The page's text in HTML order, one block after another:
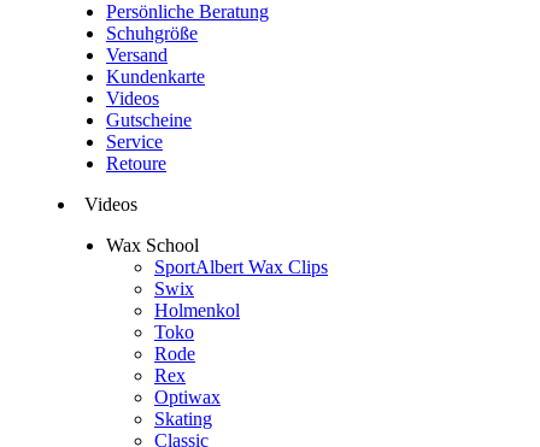
Persönliche Beratung
Schuhgröße
Versand
Kundenkarte
Videos
Gutscheine
Service
Retoure
Videos
Wax School
SportAlbert Wax Clips
Swix
Holmenkol
Toko
Rode
Rex
Optiwax
Skating
Classic